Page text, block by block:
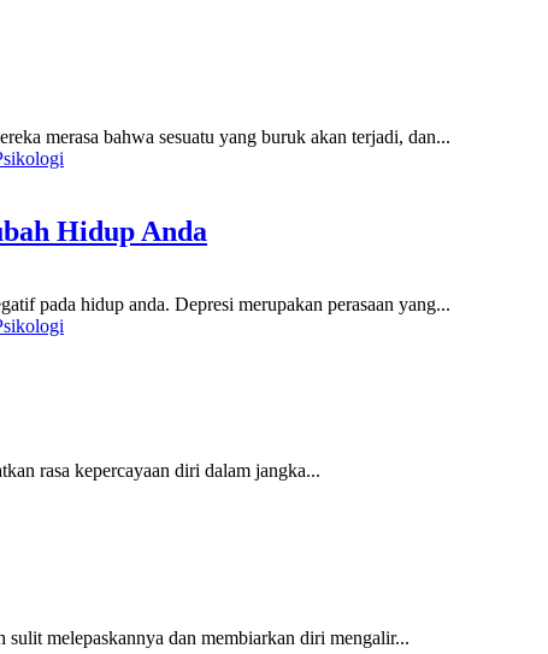
merasa bahwa sesuatu yang buruk akan terjadi, dan...
Hidup Anda
pada hidup anda. Depresi merupakan perasaan yang...
rasa kepercayaan diri dalam jangka...
melepaskannya dan membiarkan diri mengalir...